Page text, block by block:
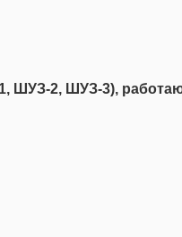
ШУЗ-2, ШУЗ-3),